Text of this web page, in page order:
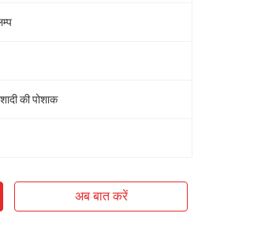
की पोशाक
अब बात करें